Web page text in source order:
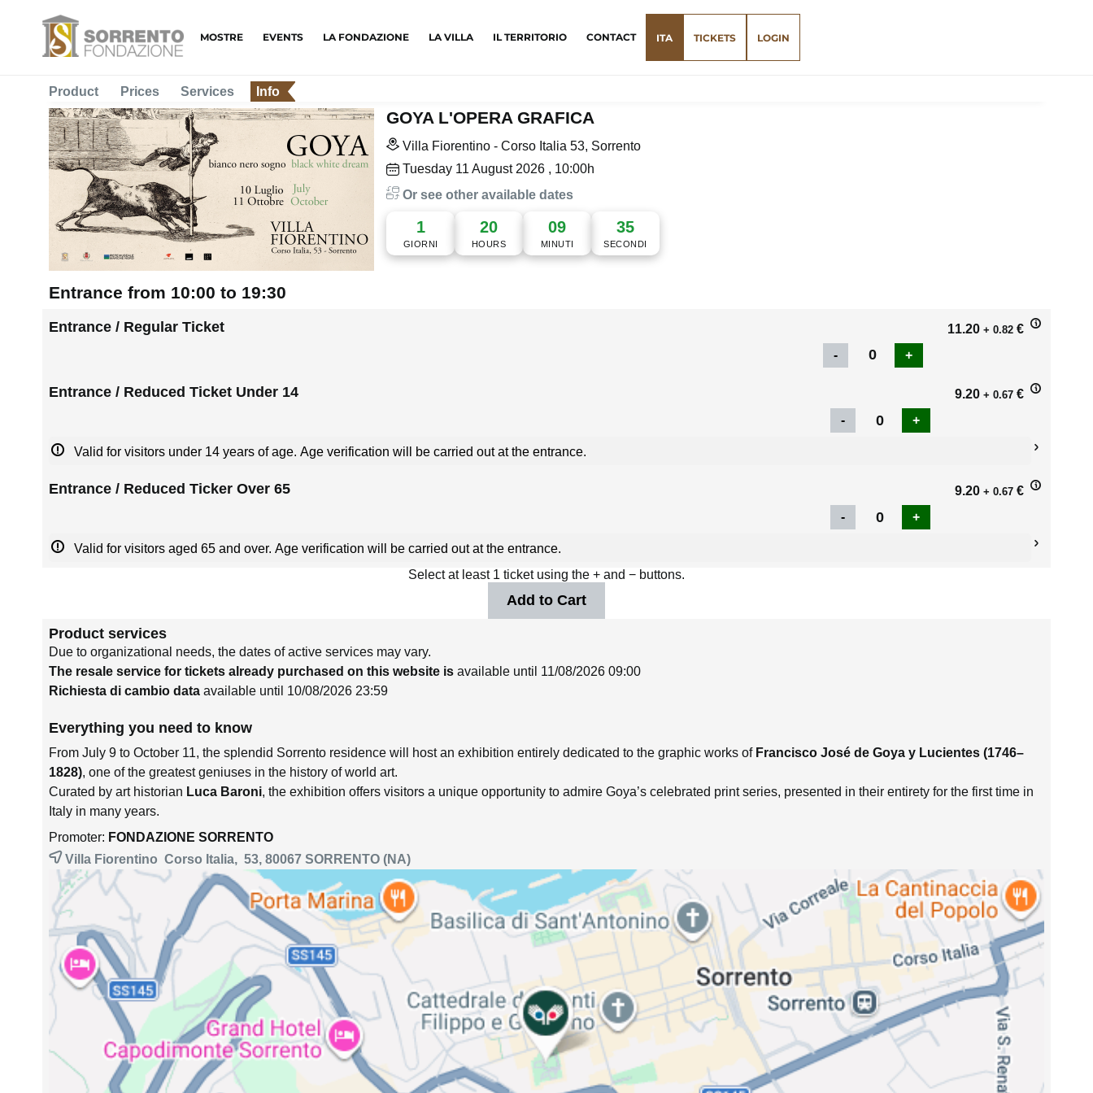
MOSTRE EVENTS LA FONDAZIONE LA VILLA IL TERRITORIO CONTACT ITA TICKETS LOGIN
Product Prices Services Info
GOYA L'OPERA GRAFICA
Villa Fiorentino - Corso Italia 53, Sorrento
Tuesday 11 August 2026 , 10:00h
Or see other available dates
1
GIORNI
20
HOURS
09
MINUTI
34
SECONDI
Entrance from 10:00 to 19:30
Entrance / Regular Ticket 11.20 + 0.82 €
Entrance / Reduced Ticket Under 14 9.20 + 0.67 €
Valid for visitors under 14 years of age. Age verification will be carried out at the entrance.
Entrance / Reduced Ticker Over 65 9.20 + 0.67 €
Valid for visitors aged 65 and over. Age verification will be carried out at the entrance.
Select at least 1 ticket using the + and − buttons.
Product services
Due to organizational needs, the dates of active services may vary.
The resale service for tickets already purchased on this website is available until 11/08/2026 09:00
Richiesta di cambio data available until 10/08/2026 23:59
Everything you need to know
From July 9 to October 11, the splendid Sorrento residence will host an exhibition entirely dedicated to the graphic works of Francisco José de Goya y Lucientes (1746–
1828), one of the greatest geniuses in the history of world art.
Curated by art historian Luca Baroni, the exhibition offers visitors a unique opportunity to admire Goya’s celebrated print series, presented in their entirety for the first time in
Italy in many years.
Promoter: FONDAZIONE SORRENTO
Villa Fiorentino Corso Italia, 53, 80067 SORRENTO(NA)